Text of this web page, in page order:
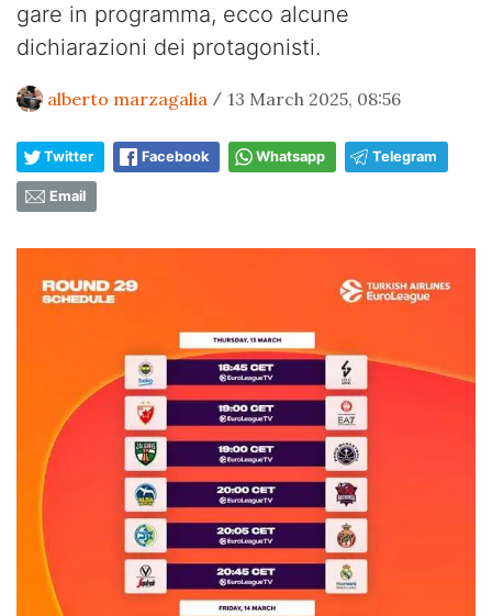
gare in programma, ecco alcune
dichiarazioni dei protagonisti.
alberto marzagalia / 13 March 2025, 08:56
Twitter Facebook Whatsapp Telegram
Email